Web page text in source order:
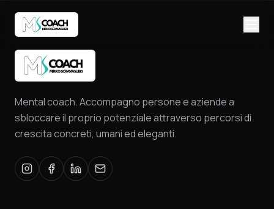
Mental coach. Accompagno persone e aziende a
sbloccare il proprio potenziale attraverso percorsi di
crescita concreti, umani ed eleganti.